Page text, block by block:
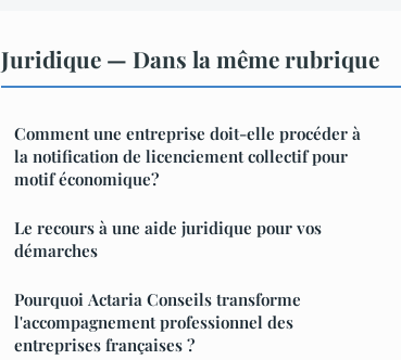
Juridique — Dans la même rubrique
Comment une entreprise doit-elle procéder à
la notification de licenciement collectif pour
motif économique?
Le recours à une aide juridique pour vos
démarches
Pourquoi Actaria Conseils transforme
l'accompagnement professionnel des
entreprises françaises ?